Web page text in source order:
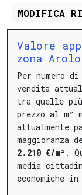
MODIFICA
Valore
zona Arolo
Per numero
vendita
tra quelle
prezzo al m²
attualmente
maggioranza
2.210 €/m² .
media
economiche